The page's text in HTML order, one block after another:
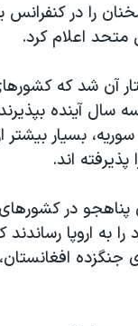
۹۸
جایزه نوبل صلح
آمریکا «سی‌پک»
را در کنفرانس
متحد اعلام کرد.
سال آینده
بسیار بیشتر
اند.
در
به اروپا رساندند